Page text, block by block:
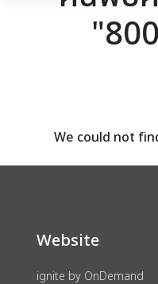
โปรโมชั่น
assignment ลงทะเบียน
We could not
Website
ignite by OnDemand